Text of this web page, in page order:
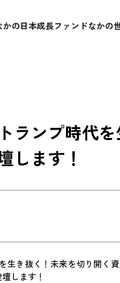
かの日本成長ファンドなかの
ランプ時代
します！
き抜く！未来を切り開く
します！